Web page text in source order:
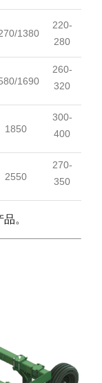
1380
220-
280
1690
260-
320
1850
300-
400
2550
270-
350
。